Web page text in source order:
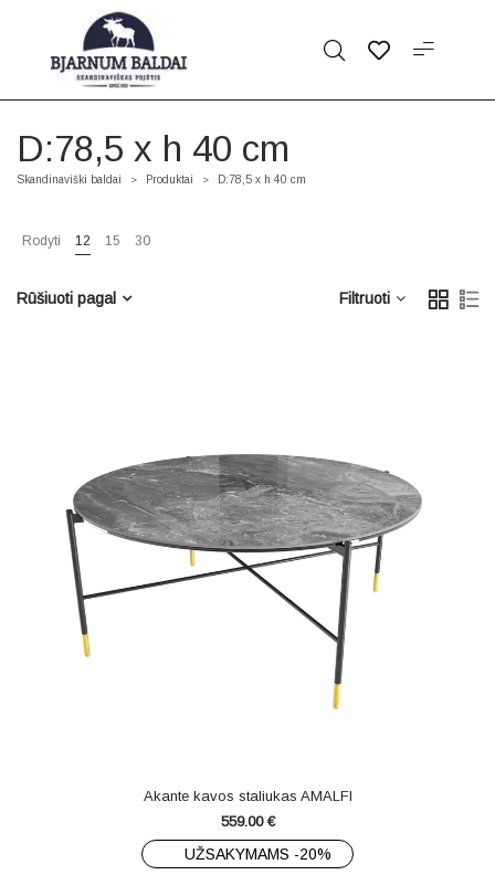
D:78,5 x h 40 cm
Skandinaviški baldai > Produktai > D:78,5 x h 40 cm
Rodyti 12 15 30
Filtruoti
Rūšiuoti pagal
Akante kavos staliukas AMALFI
559.00 €
UŽSAKYMAMS -20%